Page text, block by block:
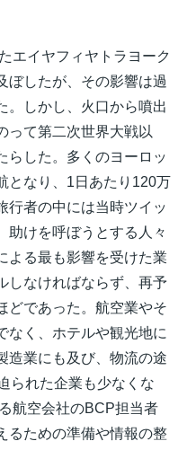
エイヤフィヤトラヨーク
ぼしたが、その影響は過
。しかし、火口から噴出
って第二次世界大戦以
らした。多くのヨーロッ
となり、1日あたり120万
行者の中には当時ツイッ
助けを呼ぼうとする人々
よる最も影響を受けた業
しなければならず、再予
どであった。航空業やそ
なく、ホテルや観光地に
造業にも及び、物流の途
られた企業も少なくな
航空会社のBCP担当者
るための準備や情報の整